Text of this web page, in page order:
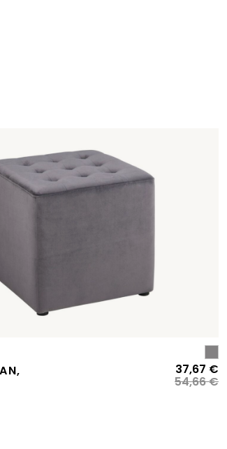
54,66€
37,67 €